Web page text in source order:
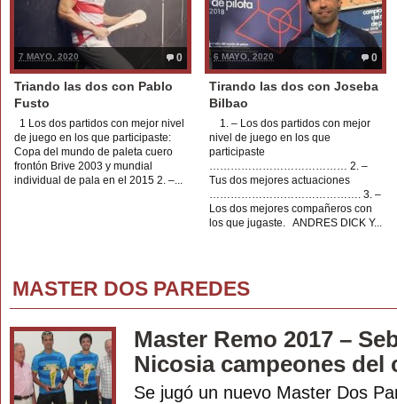
0
7 MAYO, 2020
Triando las dos con Pablo
Fusto
1 Los dos partidos con mejor nivel
de juego en los que participaste:
Copa del mundo de paleta cuero
frontón Brive 2003 y mundial
individual de pala en el 2015 2. –...
0
6 MAYO, 2020
Tirando las dos con Joseba
Bilbao
1. – Los dos partidos con mejor
nivel de juego en los que
participaste
………………………………… 2. –
Tus dos mejores actuaciones
……………………………………. 3. –
Los dos mejores compañeros con
los que jugaste. ANDRES DICK Y...
MASTER DOS PAREDES
Master Remo 2017 –
Nicosia campeones del
Se jugó un nuevo Master Dos